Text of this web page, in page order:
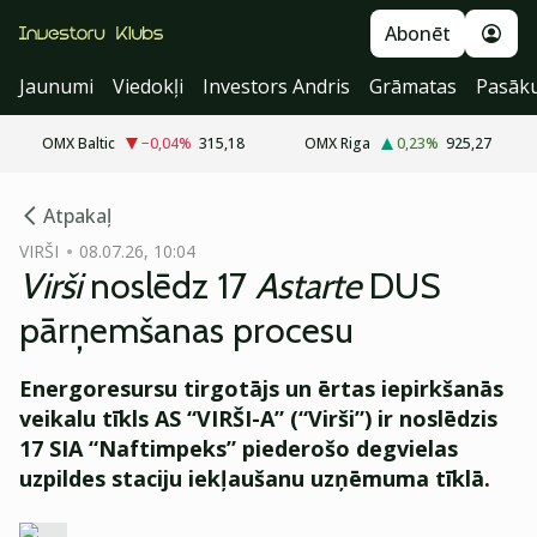
Abonēt
Jaunumi
Viedokļi Investors Andris Grāmatas
OMX Baltic −0,04% 315,18 OMX Riga 0,23% 925,27
Atpakaļ
VIRŠI 08.07.26, 10:04
Viršinoslēdz 17AstarteDUS
pārņemšanas procesu
Energoresursu tirgotājs un ērtas iepirkšanās
veikalu tīkls AS “VIRŠI-A” (“Virši”) ir noslēdzis
17 SIA “Naftimpeks” piederošo degvielas
uzpildes staciju iekļaušanu uzņēmuma tīklā.